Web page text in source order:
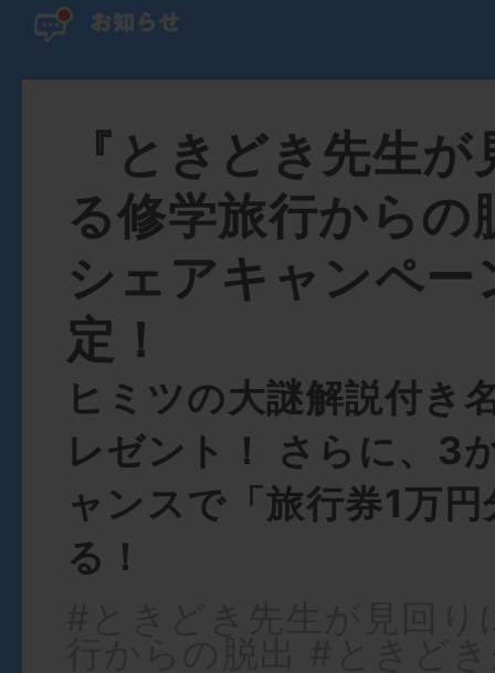
『ときどき先生
る修学旅行からの
シェアキャンペー
定！
ヒミツの大謎解説付き
レゼント！ さらに、3
ャンスで「旅行券1万
る！